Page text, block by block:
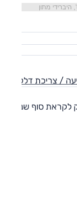
/ צריכת דלק
סוף שנת 2023.